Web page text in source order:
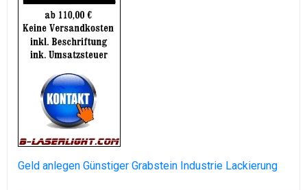
Geld anlegen Günstiger Grabstein Industrie Lackierung